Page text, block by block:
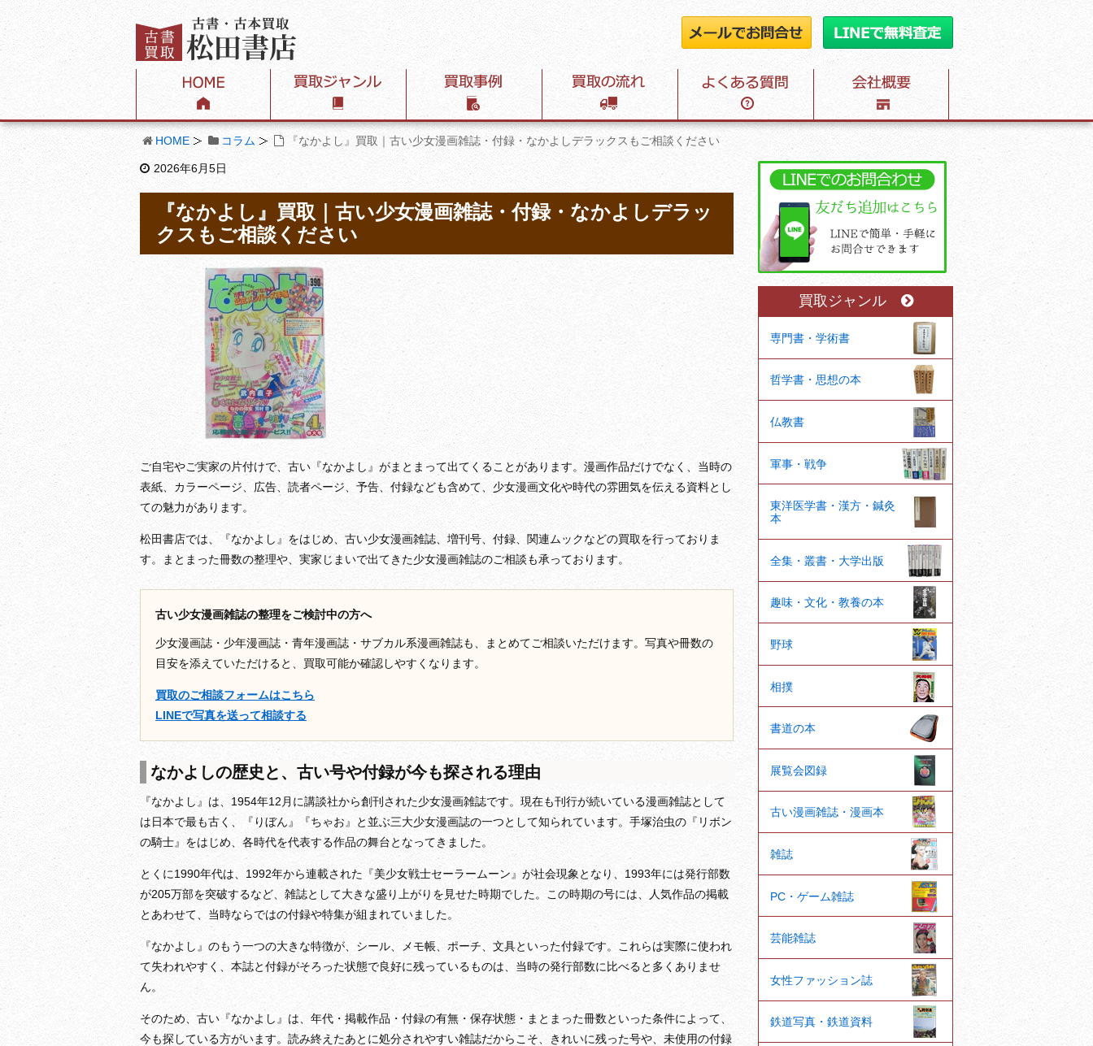
HOME コラム 『なかよし』買取｜古い少女漫画雑誌・付録・なかよしデラックスもご相談ください
2026年6月5日
『なかよし』買取｜古い少女漫画雑誌・付録・なかよしデラッ
クスもご相談ください
ご自宅やご実家の片付けで、古い『なかよし』がまとまって出てくることがあります。漫画作品だけでなく、当時の
表紙、カラーページ、広告、読者ページ、予告、付録なども含めて、少女漫画文化や時代の雰囲気を伝える資料とし
ての魅力があります。
松田書店では、『なかよし』をはじめ、古い少女漫画雑誌、増刊号、付録、関連ムックなどの買取を行っておりま
す。まとまった冊数の整理や、実家じまいで出てきた少女漫画雑誌のご相談も承っております。
古い少女漫画雑誌の整理をご検討中の方へ
少女漫画誌・少年漫画誌・青年漫画誌・サブカル系漫画雑誌も、まとめてご相談いただけます。写真や冊数の
目安を添えていただけると、買取可能か確認しやすくなります。
買取のご相談フォームはこちら
LINEで写真を送って相談する
なかよしの歴史と、古い号や付録が今も探される理由
『なかよし』は、1954年12月に講談社から創刊された少女漫画雑誌です。現在も刊行が続いている漫画雑誌として
は日本で最も古く、『りぼん』『ちゃお』と並ぶ三大少女漫画誌の一つとして知られています。手塚治虫の『リボン
の騎士』をはじめ、各時代を代表する作品の舞台となってきました。
とくに1990年代は、1992年から連載された『美少女戦士セーラームーン』が社会現象となり、1993年には発行部数
が205万部を突破するなど、雑誌として大きな盛り上がりを見せた時期でした。この時期の号には、人気作品の掲載
とあわせて、当時ならではの付録や特集が組まれていました。
『なかよし』のもう一つの大きな特徴が、シール、メモ帳、ポーチ、文具といった付録です。これらは実際に使われ
て失われやすく、本誌と付録がそろった状態で良好に残っているものは、当時の発行部数に比べると多くありませ
ん。
そのため、古い『なかよし』は、年代・掲載作品・付録の有無・保存状態・まとまった冊数といった条件によって、
今も探している方がいます。読み終えたあとに処分されやすい雑誌だからこそ、きれいに残った号や、未使用の付録
買取ジャンル
専門書・学術書
哲学書・思想の本
仏教書
軍事・戦争
東洋医学書・漢方・鍼灸
本
全集・叢書・大学出版
趣味・文化・教養の本
野球
相撲
書道の本
展覧会図録
古い漫画雑誌・漫画本
雑誌
PC・ゲーム雑誌
芸能雑誌
女性ファッション誌
鉄道写真・鉄道資料